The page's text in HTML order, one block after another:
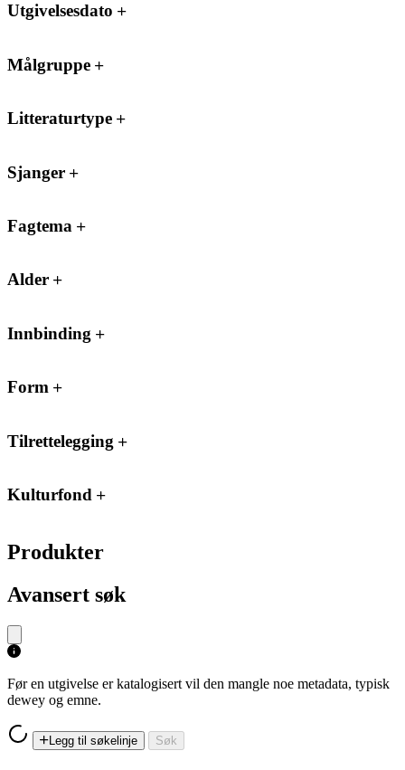
Utgivelsesdato
Målgruppe
Litteraturtype
Sjanger
Fagtema
Alder
Innbinding
Form
Tilrettelegging
Kulturfond
Produkter
Avansert søk
Før en utgivelse er katalogisert vil den mangle noe metadata, typisk
dewey og emne.
Legg til søkelinje Søk